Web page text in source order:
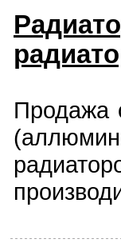
Продажа